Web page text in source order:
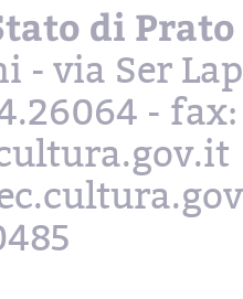
di Prato
- via Ser
- fax: